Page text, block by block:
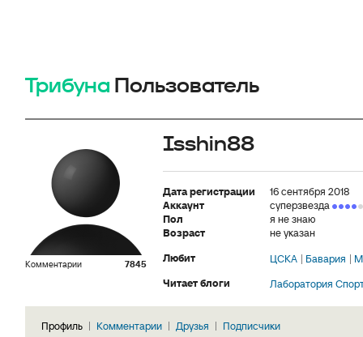
Трибуна Пользователь
Комментарии 7845
Isshin88
Дата регистрации
16 сентября 2018
Аккаунт
суперзвезда
Пол
я не знаю
Возраст
не указан
Любит
ЦСКА Бавария
Читает блоги
Лаборатория
Профиль Комментарии Друзья Подписчики